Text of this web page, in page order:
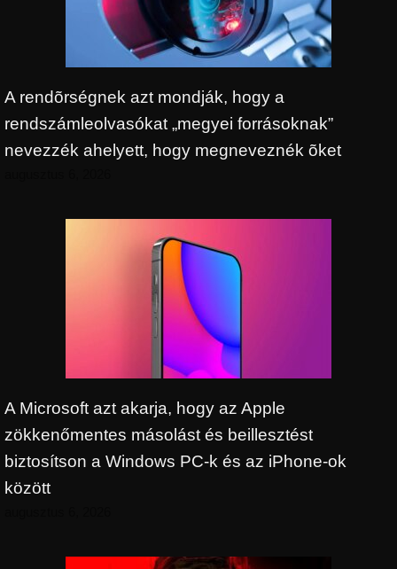
A rendõrségnek azt mondják, hogy a
rendszámleolvasókat „megyei forrásoknak”
nevezzék ahelyett, hogy megneveznék õket
A Microsoft azt akarja, hogy az Apple
zökkenőmentes másolást és beillesztést
biztosítson a Windows PC-k és az iPhone-ok
között